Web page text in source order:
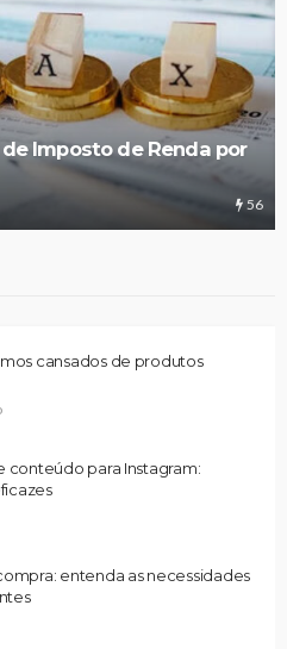
Imposto de Renda por
56
cansados de produtos
conteúdo para Instagram:
entenda as necessidades